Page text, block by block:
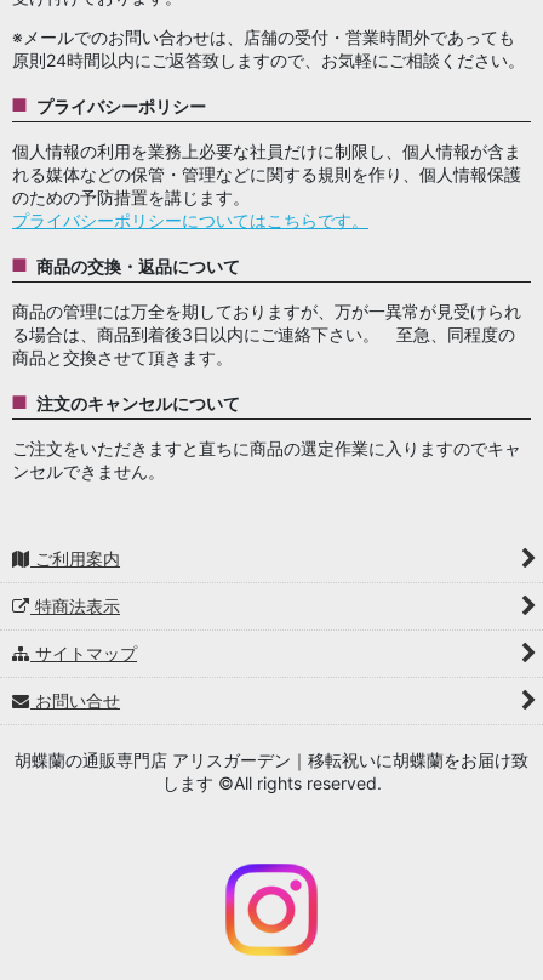
※メールでのお問い合わせは、店舗の受付・営業時間外であっても
原則24時間以内にご返答致しますので、お気軽にご相談ください。
プライバシーポリシー
個人情報の利用を業務上必要な社員だけに制限し、個人情報が含ま
れる媒体などの保管・管理などに関する規則を作り、個人情報保護
のための予防措置を講じます。
プライバシーポリシーについてはこちらです。
商品の交換・返品について
商品の管理には万全を期しておりますが、万が一異常が見受けられ
る場合は、商品到着後3日以内にご連絡下さい。 至急、同程度の
商品と交換させて頂きます。
注文のキャンセルについて
ご注文をいただきますと直ちに商品の選定作業に入りますのでキャ
ンセルできません。
ご利用案内
特商法表示
サイトマップ
お問い合せ
胡蝶蘭の通販専門店 アリスガーデン｜移転祝いに胡蝶蘭をお届け致
します ©All rights reserved.